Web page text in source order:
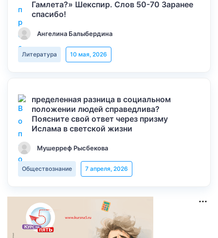
Гамлета?» Шекспир. Слов 50-70 Заранее
спасибо!
Ангелина Балыбердина
Литература 10 мая, 2026
пределенная разница в социальном
положении людей справедлива?
Поясните свой ответ через призму
Ислама в светской жизни
Мушерреф Рысбекова
Обществознание 7 апреля, 2026